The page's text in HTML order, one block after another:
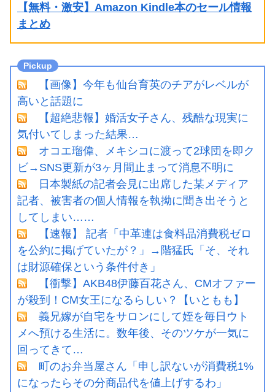
【無料・激安】Amazon Kindle本のセール情報
まとめ
【画像】今年も仙台育英のチアがレベルが
高いと話題に
【超絶悲報】婚活女子さん、残酷な現実に
気付いてしまった結果…
オコエ瑠偉、メキシコに渡って2球団を即ク
ビ→SNS更新が3ヶ月間止まって消息不明に
日本製紙の記者会見に出席した某メディア
記者、被害者の個人情報を執拗に聞き出そうと
してしまい……
【速報】 記者「中革連は食料品消費税ゼロ
を公約に掲げていたが？」→階猛氏「そ、それ
は財源確保という条件付き」
【衝撃】AKB48伊藤百花さん、CMオファー
が殺到！CM女王になるらしい？【いともも】
義兄嫁が自宅をサロンにして姪を毎日ウト
メへ預ける生活に。数年後、そのツケが一気に
回ってきて…
町のお弁当屋さん「申し訳ないが消費税1%
になったらその分商品代を値上げするわ」